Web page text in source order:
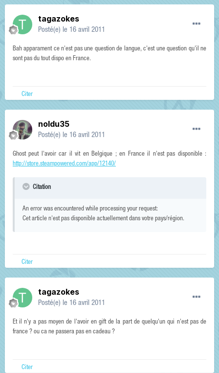
tagazokes
Posté(e) le 16 avril 2011
Bah apparament ce n'est pas une question de langue, c'est une question qu'il ne
sont pas du tout dispo en France.
Citer
noldu35
Posté(e) le 16 avril 2011
Ghost peut l'avoir car il vit en Belgique ; en France il n'est pas disponible :
http://store.steampowered.com/app/12140/
Citation
An error was encountered while processing your request:
Cet article n'est pas disponible actuellement dans votre pays/région.
Citer
tagazokes
Posté(e) le 16 avril 2011
Et il n'y a pas moyen de l'avoir en gift de la part de quelqu'un qui n'est pas de
france ? ou ca ne passera pas en cadeau ?
Citer